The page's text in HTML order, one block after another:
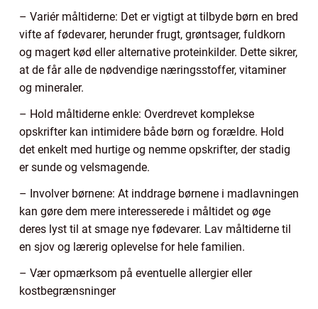
– Variér måltiderne: Det er vigtigt at tilbyde børn en bred
vifte af fødevarer, herunder frugt, grøntsager, fuldkorn
og magert kød eller alternative proteinkilder. Dette sikrer,
at de får alle de nødvendige næringsstoffer, vitaminer
og mineraler.
– Hold måltiderne enkle: Overdrevet komplekse
opskrifter kan intimidere både børn og forældre. Hold
det enkelt med hurtige og nemme opskrifter, der stadig
er sunde og velsmagende.
– Involver børnene: At inddrage børnene i madlavningen
kan gøre dem mere interesserede i måltidet og øge
deres lyst til at smage nye fødevarer. Lav måltiderne til
en sjov og lærerig oplevelse for hele familien.
– Vær opmærksom på eventuelle allergier eller
kostbegrænsninger